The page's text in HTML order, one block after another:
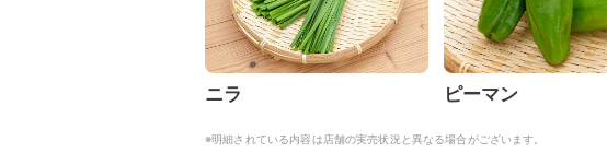
ニラ ピーマン
※明細されている内容は店舗の実売状況と異なる場合がございます。